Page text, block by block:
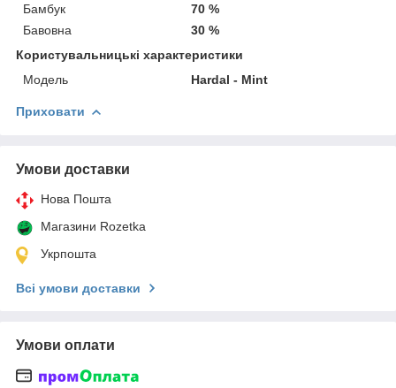
Бамбук
70 %
Бавовна
30 %
Користувальницькі характеристики
Модель
Hardal - Mint
Приховати
Умови доставки
Нова Пошта
Магазини Rozetka
Укрпошта
Всі умови доставки
Умови оплати